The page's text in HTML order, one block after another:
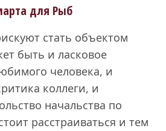
для Рыб
стать объектом
быть и ласковое
человека, и
коллеги, и
начальства по
расстраиваться и тем